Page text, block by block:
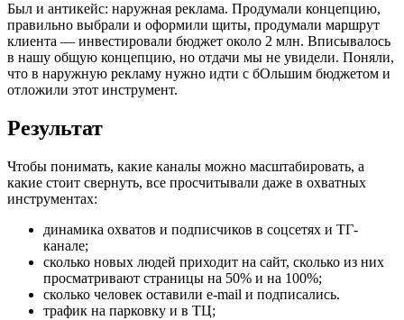
Был и антикейс: наружная реклама. Продумали концепцию,
правильно выбрали и оформили щиты, продумали маршрут
клиента — инвестировали бюджет около 2 млн. Вписывалось
в нашу общую концепцию, но отдачи мы не увидели. Поняли,
что в наружную рекламу нужно идти с бОльшим бюджетом и
отложили этот инструмент.
Результат
Чтобы понимать, какие каналы можно масштабировать, а
какие стоит свернуть, все просчитывали даже в охватных
инструментах:
динамика охватов и подписчиков в соцсетях и ТГ-
канале;
сколько новых людей приходит на сайт, сколько из них
просматривают страницы на 50% и на 100%;
сколько человек оставили e-mаil и подписались.
трафик на парковку и в ТЦ;